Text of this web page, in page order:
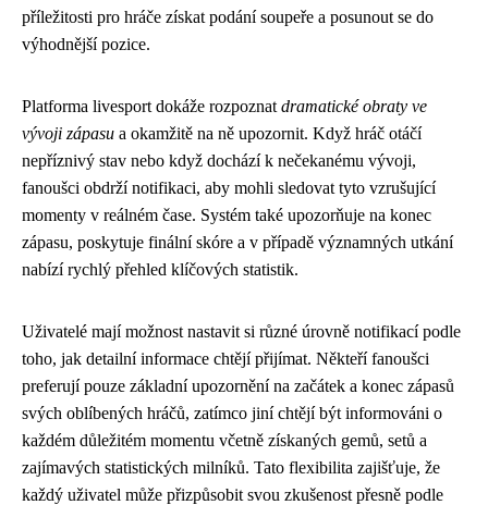
příležitosti pro hráče získat podání soupeře a posunout se do
výhodnější pozice.
Platforma livesport dokáže rozpoznat dramatické obraty ve
vývoji zápasu a okamžitě na ně upozornit. Když hráč otáčí
nepříznivý stav nebo když dochází k nečekanému vývoji,
fanoušci obdrží notifikaci, aby mohli sledovat tyto vzrušující
momenty v reálném čase. Systém také upozorňuje na konec
zápasu, poskytuje finální skóre a v případě významných utkání
nabízí rychlý přehled klíčových statistik.
Uživatelé mají možnost nastavit si různé úrovně notifikací podle
toho, jak detailní informace chtějí přijímat. Někteří fanoušci
preferují pouze základní upozornění na začátek a konec zápasů
svých oblíbených hráčů, zatímco jiní chtějí být informováni o
každém důležitém momentu včetně získaných gemů, setů a
zajímavých statistických milníků. Tato flexibilita zajišťuje, že
každý uživatel může přizpůsobit svou zkušenost přesně podle